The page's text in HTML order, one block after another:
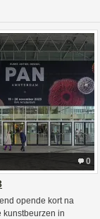
0
opende kort na
kunstbeurzen in